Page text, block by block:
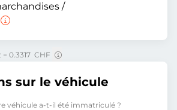
/
= 0.3317 CHF
sur le véhicule
véhicule a-t-il été immatriculé ?